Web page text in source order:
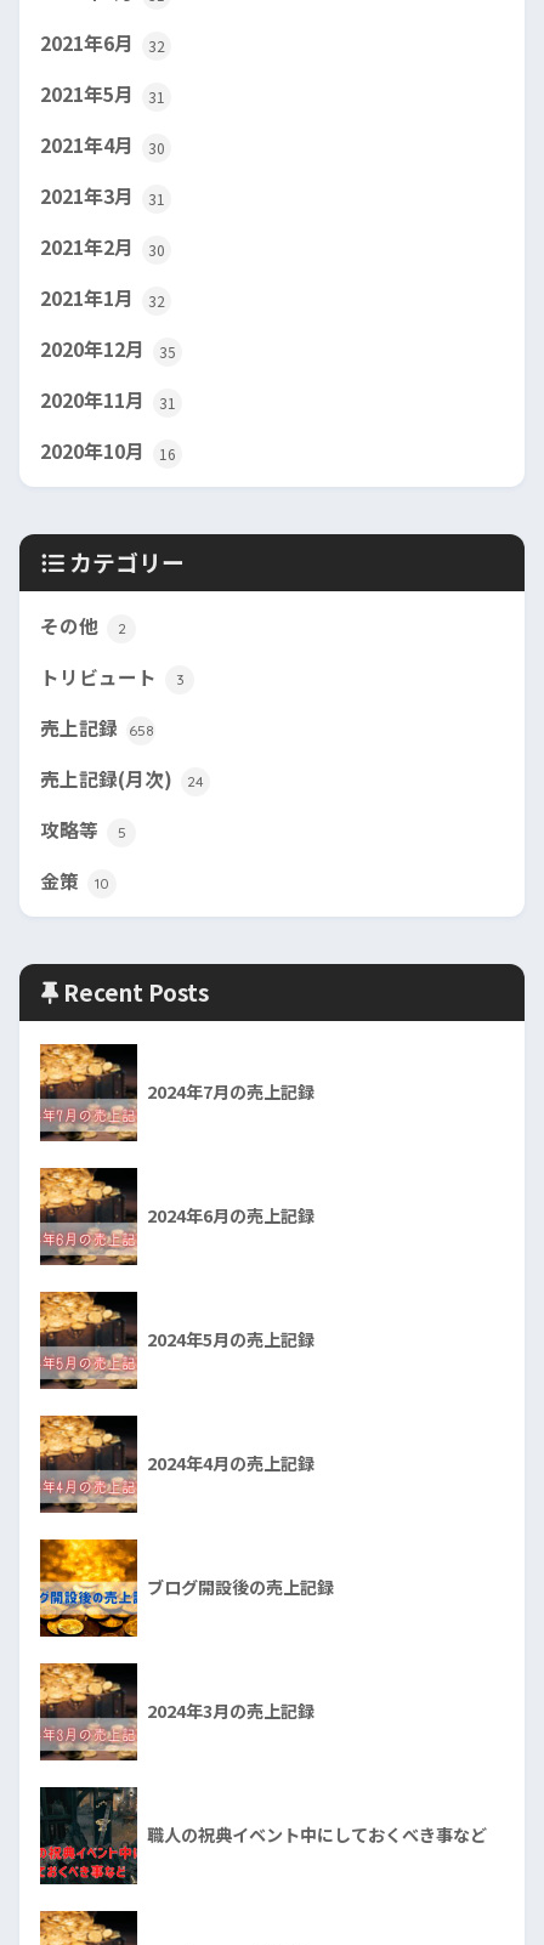
2021年6月 32
2021年5月 31
2021年4月 30
2021年3月 31
2021年2月 30
2021年1月 32
2020年12月 35
2020年11月 31
2020年10月 16
カテゴリー
その他 2
トリビュート 3
売上記録 658
売上記録(月次) 24
攻略等 5
金策 10
Recent Posts
2024年7月の売上記録
2024年6月の売上記録
2024年5月の売上記録
2024年4月の売上記録
ブログ開設後の売上記録
2024年3月の売上記録
職人の祝典イベント中にしておくべき事など